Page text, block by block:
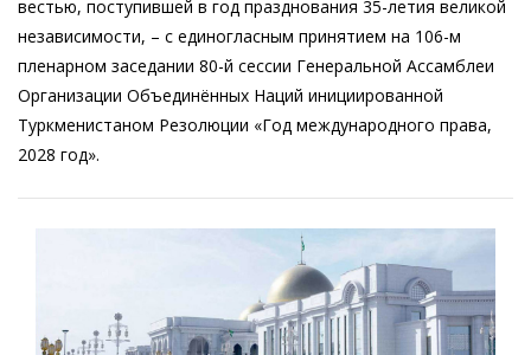
вестью, поступившей в год празднования 35-летия великой
независимости, – с единогласным принятием на 106-м
пленарном заседании 80-й сессии Генеральной Ассамблеи
Организации Объединённых Наций инициированной
Туркменистаном Резолюции «Год международного права,
2028 год».